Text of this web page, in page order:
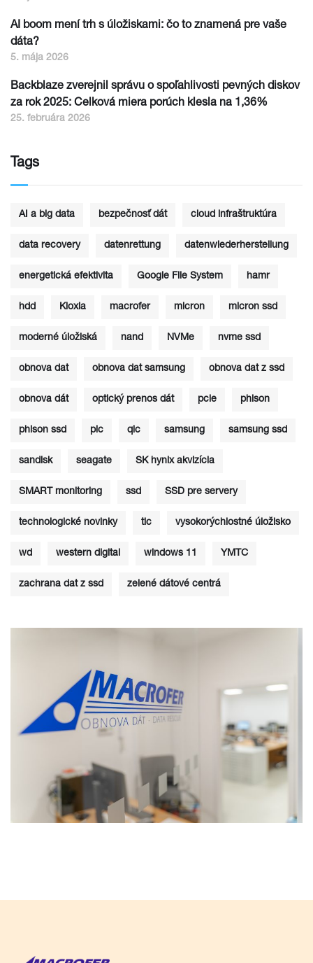
AI boom mení trh s úložiskami: čo to znamená pre vaše
dáta?
5. mája 2026
Backblaze zverejnil správu o spoľahlivosti pevných diskov
za rok 2025: Celková miera porúch klesla na 1,36%
25. februára 2026
Tags
AI a big data bezpečnosť dát cloud infraštruktúra
data recovery datenrettung datenwiederherstellung
energetická efektivita Google File System hamr
hdd Kioxia macrofer micron micron ssd
moderné úložiská nand NVMe nvme ssd
obnova dat obnova dat samsung obnova dat z ssd
obnova dát optický prenos dát pcie phison
phison ssd plc qlc samsung samsung ssd
sandisk seagate SK hynix akvizícia
SMART monitoring ssd SSD pre servery
technologické novinky tlc vysokorýchlostné úložisko
wd western digital windows 11 YMTC
zachrana dat z ssd zelené dátové centrá